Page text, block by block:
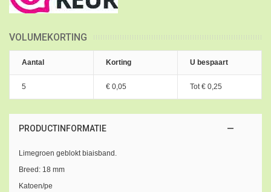
VOLUMEKORTING
Aantal Korting U bespaart
5 € 0,05 Tot € 0,25
PRODUCTINFORMATIE
Limegroen geblokt biaisband.
Breed: 18 mm
Katoen/pe